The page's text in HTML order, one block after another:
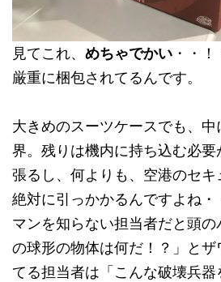
見てこれ、 めちゃでかい ・・
厳重に梱包されてるんです。
大きめのスーツケースでも、
界。残りは機内に持ち込む必
張るし、何よりも、空港のセ
絶対に引っかかるんですよね
マンを知らない担当者だと頭の
の球形の物体は何だ！？」と
てる担当者は「こんな破壊兵